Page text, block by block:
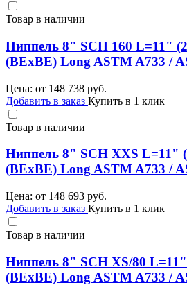
Товар в наличии
Ниппель 8" SCH 160 L=11"
(BEхBE) Long ASTM A733 /
Цена: от 148 738 руб.
Добавить в заказ Купить в 1 клик
Товар в наличии
Ниппель 8" SCH XXS L=11"
(BEхBE) Long ASTM A733 /
Цена: от 148 693 руб.
Добавить в заказ Купить в 1 клик
Товар в наличии
Ниппель 8" SCH XS/80
(BEхBE) Long ASTM A733 /